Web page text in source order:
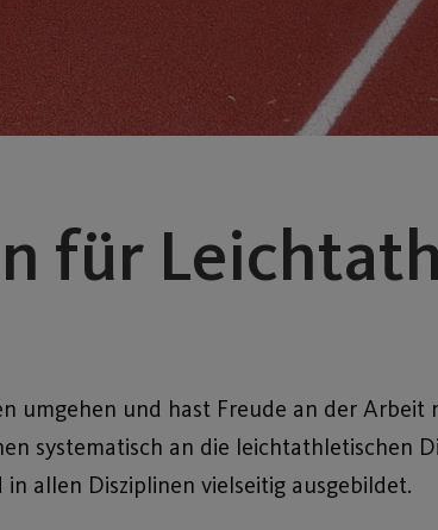
für
umgehen und hast Freude an der Arbeit
systematisch an die leichtathletischen
allen Disziplinen vielseitig ausgebildet.